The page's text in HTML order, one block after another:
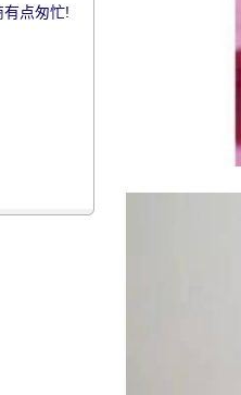
点匆忙!